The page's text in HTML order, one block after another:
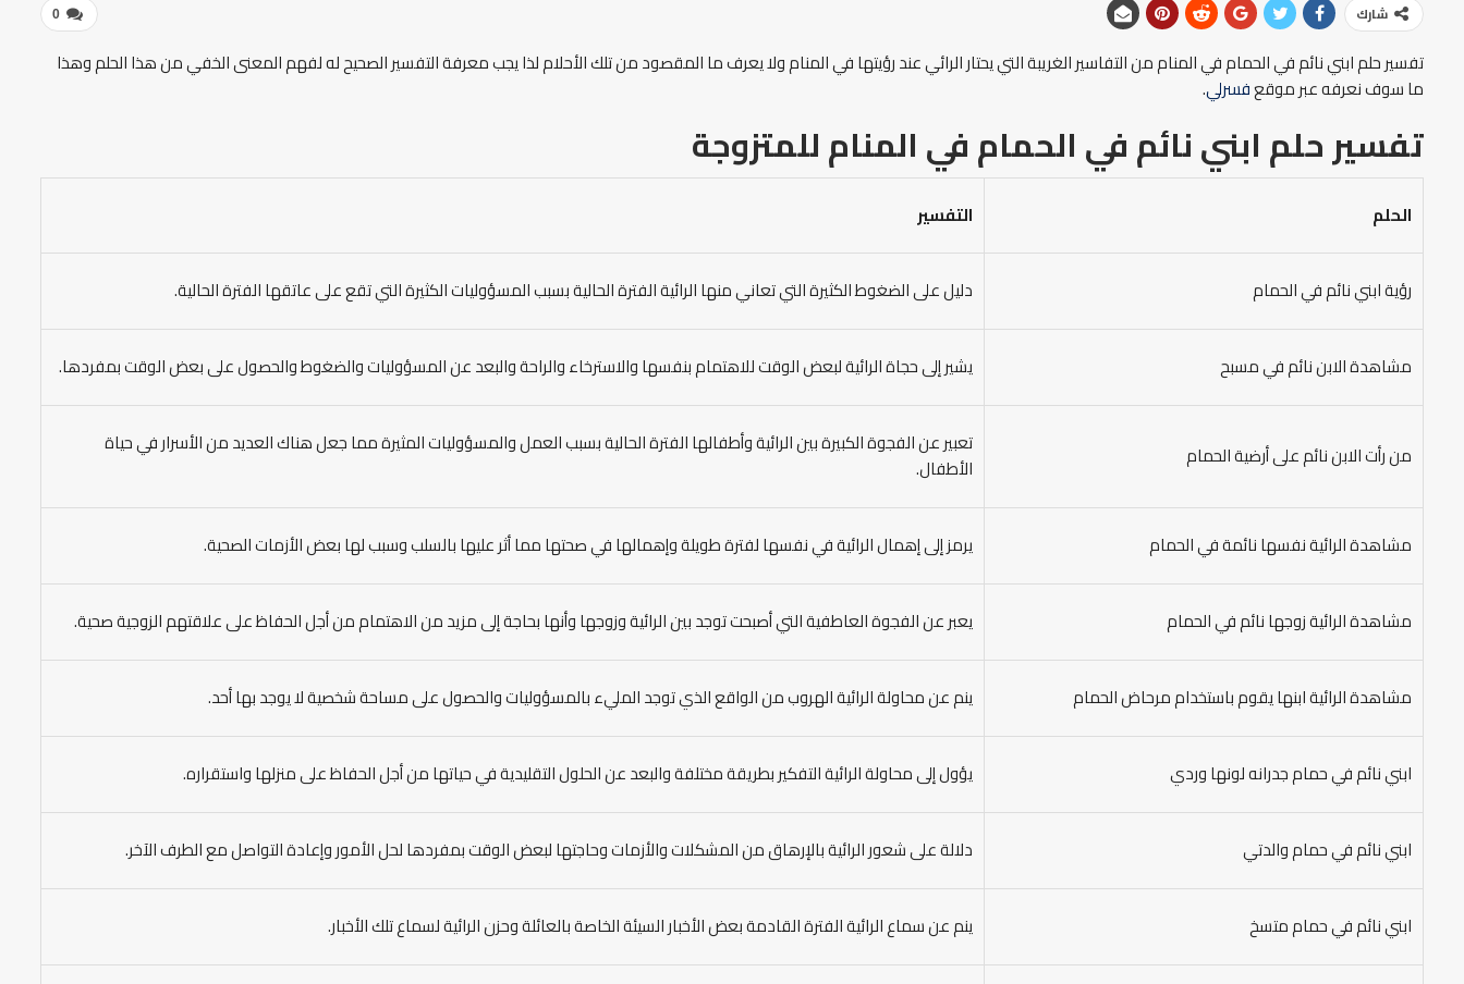
0 شارك
تفسير حلم ابني نائم في الحمام في المنام من التفاسير الغريبة التي يحتار الرائي عند رؤيتها في المنام ولا يعرف ما المقصود من تلك الأحلام لذا يجب معرفة التفسير الصحيح له لفهم المعنى الخفي من هذا الحلم وهذا
ما سوف نعرفه عبر موقعفسرلي.
تفسير حلم ابني نائم في الحمام في المنام للمتزوجة
الحلم التفسير
رؤية ابني نائم في الحمام دليل على الضغوط الكثيرة التي تعاني منها الرائية الفترة الحالية بسبب المسؤوليات الكثيرة التي تقع على عاتقها الفترة الحالية.
مشاهدة الابن نائم في مسبح يشير إلى حجاة الرائية لبعض الوقت للاهتمام بنفسها والاسترخاء والراحة والبعد عن المسؤوليات والضغوط والحصول على بعض الوقت بمفردها.
من رأت الابن نائم على أرضية الحمام
تعبير عن الفجوة الكبيرة بين الرائية وأطفالها الفترة الحالية بسبب العمل والمسؤوليات المثيرة مما جعل هناك العديد من الأسرار في حياة
الأطفال.
مشاهدة الرائية نفسها نائمة في الحمام يرمز إلى إهمال الرائية في نفسها لفترة طويلة وإهمالها في صحتها مما أثر عليها بالسلب وسبب لها بعض الأزمات الصحية.
مشاهدة الرائية زوجها نائم في الحمام يعبر عن الفجوة العاطفية التي أصبحت توجد بين الرائية وزوجها وأنها بحاجة إلى مزيد من الاهتمام من أجل الحفاظ على علاقتهم الزوجية صحية.
مشاهدة الرائية ابنها يقوم باستخدام مرحاض الحمام ينم عن محاولة الرائية الهروب من الواقع الذي توجد المليء بالمسؤوليات والحصول على مساحة شخصية لا يوجد بها أحد.
ابني نائم في حمام جدرانه لونها وردي يؤول إلى محاولة الرائية التفكير بطريقة مختلفة والبعد عن الحلول التقليدية في حياتها من أجل الحفاظ على منزلها واستقراره.
ابني نائم في حمام والدتي دلالة على شعور الرائية بالإرهاق من المشكلات والأزمات وحاجتها لبعض الوقت بمفردها لحل الأمور وإعادة التواصل مع الطرف الآخر.
ابني نائم في حمام متسخ ينم عن سماع الرائية الفترة القادمة بعض الأخبار السيئة الخاصة بالعائلة وحزن الرائية لسماع تلك الأخبار.